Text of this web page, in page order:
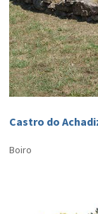
Castro do
Boiro